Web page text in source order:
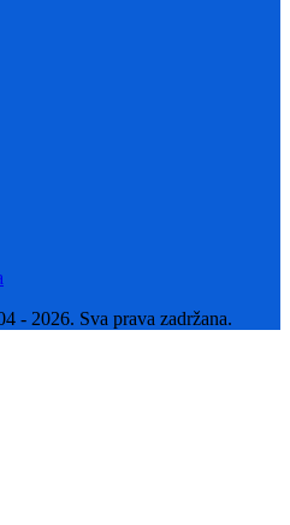
- 2026. Sva prava zadržana.